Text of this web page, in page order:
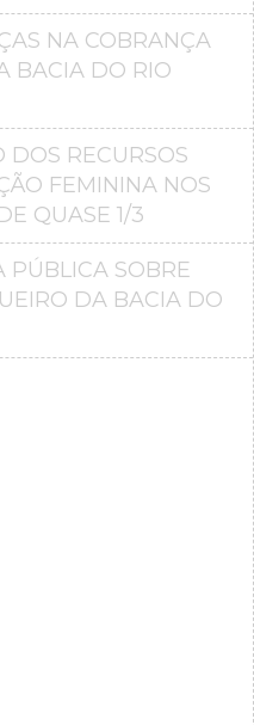
NA COBRANÇA
BACIA DO RIO
DOS RECURSOS
FEMININA NOS
QUASE 1/3
PÚBLICA SOBRE
DA BACIA DO